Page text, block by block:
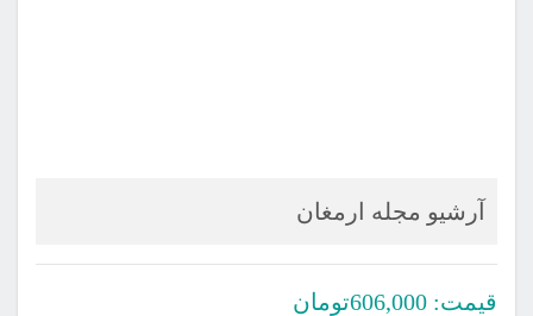
آرشیو مجله ارمغان
قیمت: 606,000تومان